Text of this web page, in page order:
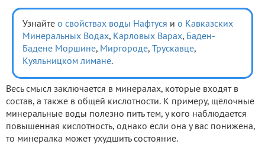
Узнайте о свойствах воды Нафтуся и о Кавказских
Минеральных Водах, Карловых Варах, Баден-
Бадене Моршине, Миргороде, Трускавце,
Куяльницком лимане.
Весь смысл заключается в минералах, которые входят в
состав, а также в общей кислотности. К примеру, щёлочные
минеральные воды полезно пить тем, у кого наблюдается
повышенная кислотность, однако если она у вас понижена,
то минералка может ухудшить состояние.